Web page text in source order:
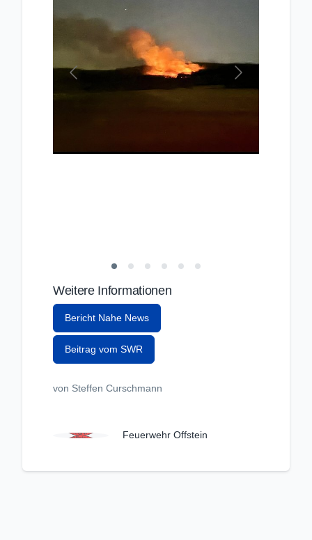
Weitere Informationen
Bericht Nahe News
Beitrag vom SWR
von Steffen Curschmann
Feuerwehr Offstein